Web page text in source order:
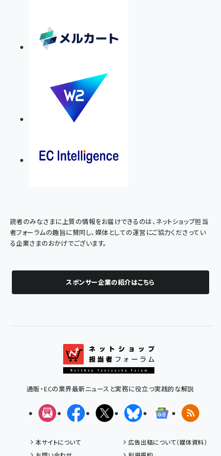
読者のみなさまに上質の情報をお届けできるのは、ネットショップ担当
者フォーラムの趣旨に賛同し、媒体としての運営にご協力くださってい
る企業さまのおかげでございます。
スポンサー企業の紹介はこちら
通販・ECの業界最新ニュースと実務に役立つ実践的な解説
メルマガFacebookX(エックス)BlueskyGoogleニュ
RSS
本サイトについて
広告出稿について（媒体資料）